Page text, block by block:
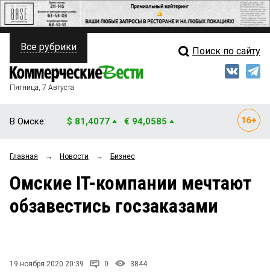
ПОЛИТИКА
ФИНАНСЫ
ОБЩЕСТВО
ЗАКОН
СТИЛЬ ЖИЗНИ
Свежий выпуск
Рейтинги
Блоги
Все рубрики Поиск по сайту
Пятница, 7 Августа
В Омске: $ 81,4077 € 94,0585
Главная → Новости → Бизнес
Омские IT-компании мечтают
обзавестись госзаказами
19 ноября 2020 20:39 0 3844